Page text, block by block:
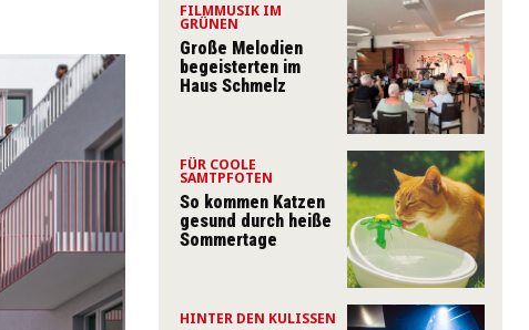
FILMMUSIK IM
GRÜNEN
Große Melodien
begeisterten im
Haus Schmelz
FÜR COOLE
SAMTPFOTEN
So kommen Katzen
gesund durch heiße
Sommertage
HINTER DEN KULISSEN